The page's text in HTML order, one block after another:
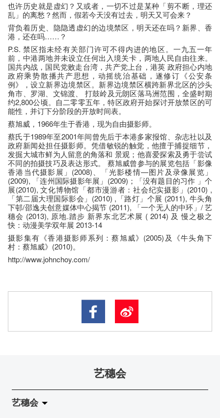
也许历史就是虚幻？又或者，一切不过是某种「剪不断，理还
乱」的离愁？然而，假若今天没有过去，明天又可会来？
背负着历史、隐隐透虚幻的边境禁区，明天还在吗？新界、香
港，还在吗……？
P.S. 禁区指未经有关部门许可不得内进的地区。一九五一年
前，中港两地并未设立任何出入境关卡，两地人民自由往来。
国共内战，国民党败走台湾，共产党上台，港英 政府担心内地
政府乘势散播共产思想，动摇统治基础，遂修订《公安条
例》，设立新界边境禁区。新界边境禁区横跨新界北区的沙头
角市、罗湖、文锦渡、 打鼓岭及元朗区落马洲范围，全盛时期
约2,800公顷。自二零零五年，特区政府开始探讨开放禁区的可
能性，并订下分阶段的开放时间表。
蔡旭威，1966年生于香港，现为自由摄影师。
蔡氏于1989年至2001年间曾先后于本港多家报馆、杂志社以及
政府新闻处担任摄影师。凭借敏锐的触觉，他擅于捕捉细节，
发掘大城市鲜为人留意的角落和 景观；他喜爱探索及勇于尝试
不同的拍摄技巧及表达形式。 蔡旭威曾参与的展览包括「影像
香港当代摄影展」(2008)、「光影楼情—图片及录像展览」
(2009), 「连州国际摄影年展」(2009)；「没有题目的习作 」个
展(2010), 文化博物馆「都市漫游者：社会纪实摄影」(2010) ,
「第二届大理国际影会」(2010) ,「路灯」个展 (2011), 牛头角
下邨/邵逸夫创意媒体中心揭节 (2011), 「一个无人的中环」/ 艺
穗会 (2013), 原地.踏步 新界东北艺术展 ( 2014) 及 慢之极之
快：动漫美学双年展 2013-14
摄影集有《香港摄影师系列：蔡旭威》(2005)及《牛头角下
村：蔡旭威》(2010)。
http://www.johnchoy.com/
艺穗会
艺穗会